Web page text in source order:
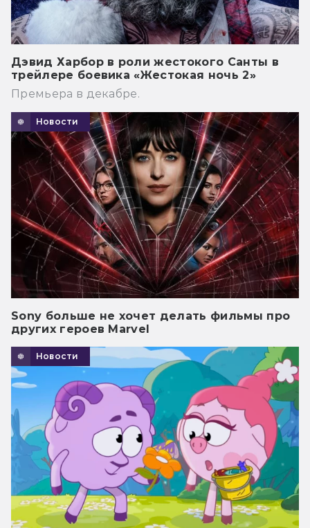
Дэвид Харбор в роли жестокого Санты в
трейлере боевика «Жестокая ночь 2»
Премьера в декабре.
Новости
Sony больше не хочет делать фильмы про
других героев Marvel
Новости